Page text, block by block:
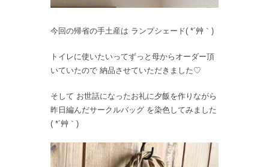
今回の帰省の手土産は ランプシェード( *´艸｀)
トイレに使いたいってずっと母からオーダー頂
いていたので 納品させていただきました♡
そして お世話になったお礼に夕飯を作りながら
昨日編んだサークルバッグ を染色してみました
( *´艸｀)